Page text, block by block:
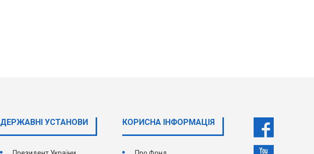
ДЕРЖАВНI УСТАНОВИ КОРИСНА ІНФОРМАЦІЯ